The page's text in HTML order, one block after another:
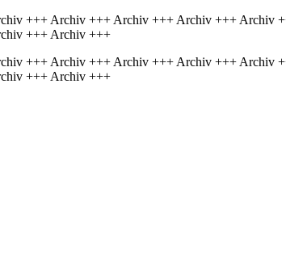
+++ Archiv +++ Archiv +++ Archiv +++
+++ Archiv +++
+++ Archiv +++ Archiv +++ Archiv +++
+++ Archiv +++